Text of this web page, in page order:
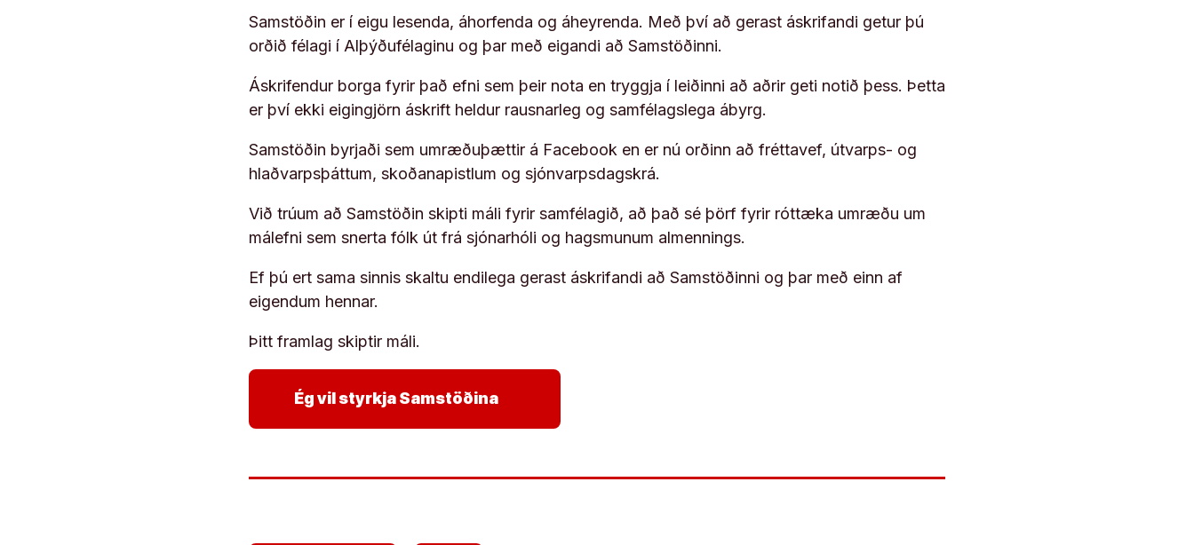
Samstöðin er í eigu lesenda, áhorfenda og áheyrenda. Með því að gerast áskrifandi getur þú
orðið félagi í Alþýðufélaginu og þar með eigandi að Samstöðinni.
Áskrifendur borga fyrir það efni sem þeir nota en tryggja í leiðinni að aðrir geti notið þess. Þetta
er því ekki eigingjörn áskrift heldur rausnarleg og samfélagslega ábyrg.
Samstöðin byrjaði sem umræðuþættir á Facebook en er nú orðinn að fréttavef, útvarps- og
hlaðvarpsþáttum, skoðanapistlum og sjónvarpsdagskrá.
Við trúum að Samstöðin skipti máli fyrir samfélagið, að það sé þörf fyrir róttæka umræðu um
málefni sem snerta fólk út frá sjónarhóli og hagsmunum almennings.
Ef þú ert sama sinnis skaltu endilega gerast áskrifandi að Samstöðinni og þar með einn af
eigendum hennar.
Þitt framlag skiptir máli.
Ég vil styrkja Samstöðina